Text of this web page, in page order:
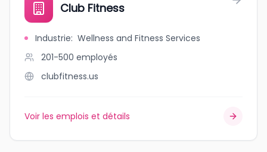
Club Fitness
Industrie: Wellness and Fitness Services
201-500 employés
clubfitness.us
Voir les emplois et détails